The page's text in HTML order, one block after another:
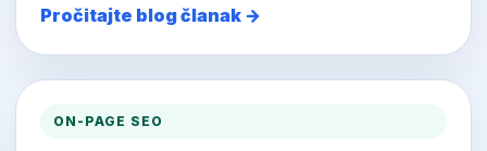
Pročitajte blog članak →
ON-PAGE SEO